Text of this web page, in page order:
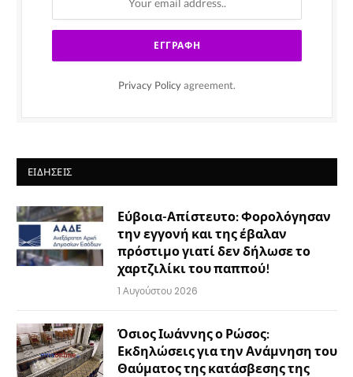
Privacy Policy agreement.
ΕΙΔΉΣΕΙΣ
Εύβοια-Απίστευτο: Φορολόγησαν
την εγγονή και της έβαλαν
πρόστιμο γιατί δεν δήλωσε το
χαρτζιλίκι του παππού!
1 Αυγούστου 2026
Όσιος Ιωάννης ο Ρώσος:
Εκδηλώσεις για την Ανάμνηση του
Θαύματος της κατάσβεσης της